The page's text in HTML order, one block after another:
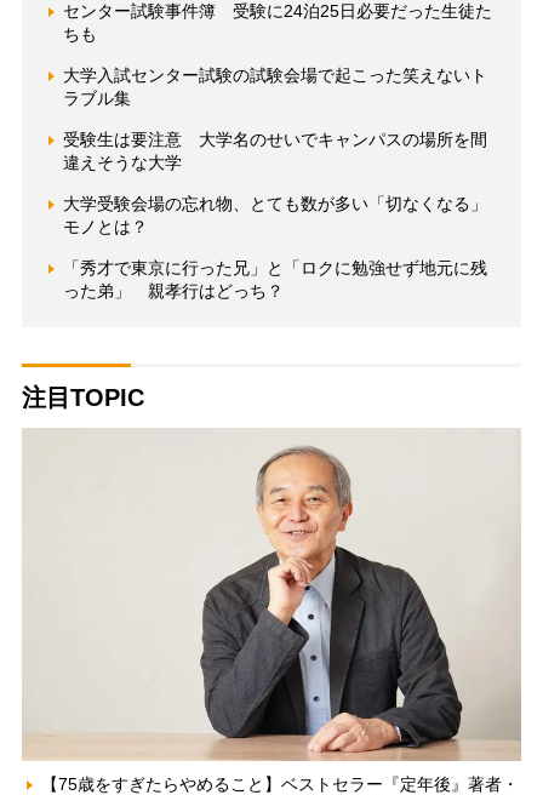
センター試験事件簿 受験に24泊25日必要だった生徒た
ちも
大学入試センター試験の試験会場で起こった笑えないト
ラブル集
受験生は要注意 大学名のせいでキャンパスの場所を間
違えそうな大学
大学受験会場の忘れ物、とても数が多い「切なくなる」
モノとは？
「秀才で東京に行った兄」と「ロクに勉強せず地元に残
った弟」 親孝行はどっち？
注目TOPIC
【75歳をすぎたらやめること】ベストセラー『定年後』著者・